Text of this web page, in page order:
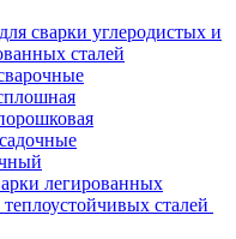
сварки углеродистых и
сталей
легированных
сталей